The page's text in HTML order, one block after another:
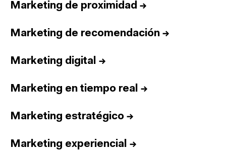
Marketing de proximidad →
Marketing de recomendación →
Marketing digital →
Marketing en tiempo real →
Marketing estratégico →
Marketing experiencial →